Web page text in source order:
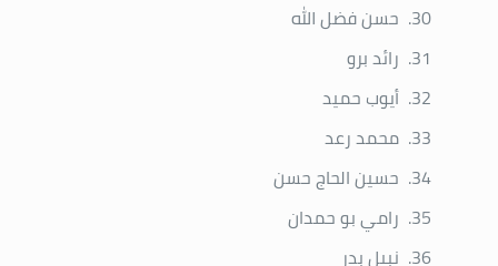
حسن فضل الله
رائد برو
أيوب حميد
محمد رعد
حسين الحاج حسن
رامي بو حمدان
نبيل بدر